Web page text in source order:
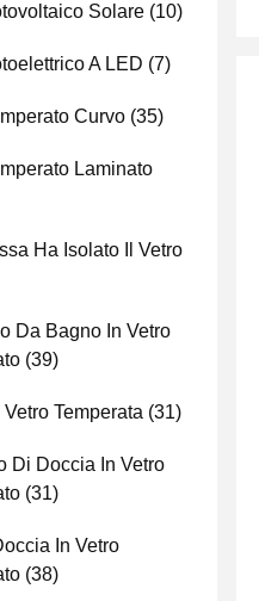
Solare (10)
A LED (7)
Curvo (35)
Laminato
Ha Isolato Il Vetro
Da Bagno In Vetro
(39)
Temperata (31)
Di Doccia In Vetro
(31)
In Vetro
(38)